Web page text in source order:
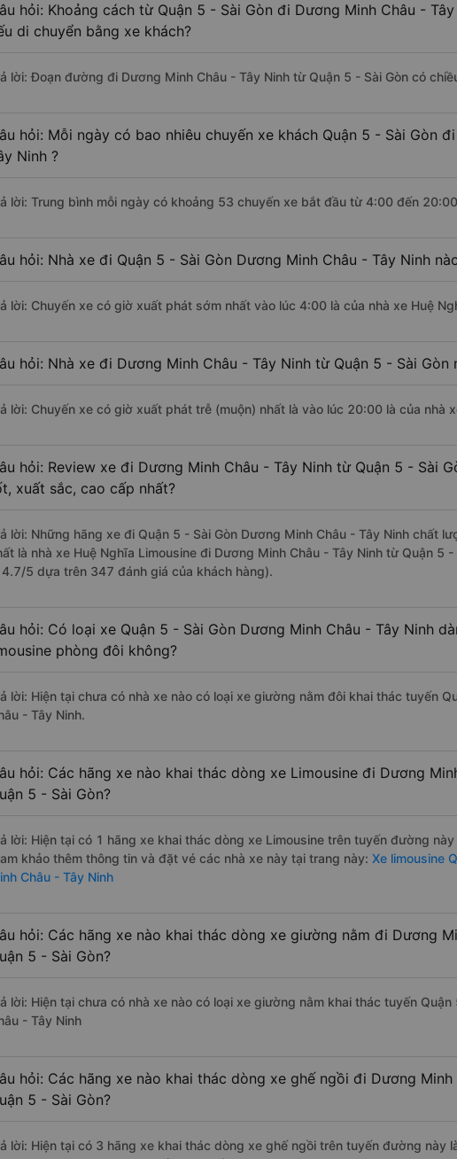
hỏi: Khoảng cách từ Quận 5 - Sài Gòn đi Dương Minh Châu -
di chuyển bằng xe khách?
lời: Đoạn đường đi Dương Minh Châu - Tây Ninh từ Quận 5 - Sài Gòn có
hỏi: Mỗi ngày có bao nhiêu chuyến xe khách Quận 5 - Sài Gòn
Ninh ?
lời: Trung bình mỗi ngày có khoảng 53 chuyến xe bắt đầu từ 4:00 đến
hỏi: Nhà xe đi Quận 5 - Sài Gòn Dương Minh Châu - Tây Ninh
lời: Chuyến xe có giờ xuất phát sớm nhất vào lúc 4:00 là của nhà xe Huệ
hỏi: Nhà xe đi Dương Minh Châu - Tây Ninh từ Quận 5 - Sài Gòn
lời: Chuyến xe có giờ xuất phát trễ (muộn) nhất là vào lúc 20:00 là của nhà
hỏi: Review xe đi Dương Minh Châu - Tây Ninh từ Quận 5 - Sài
xuất sắc, cao cấp nhất?
lời: Những hãng xe đi Quận 5 - Sài Gòn Dương Minh Châu - Tây Ninh chất
là nhà xe Huệ Nghĩa Limousine đi Dương Minh Châu - Tây Ninh từ Quận 5
4.7/5 dựa trên 347 đánh giá của khách hàng).
hỏi: Có loại xe Quận 5 - Sài Gòn Dương Minh Châu - Tây Ninh
phòng đôi không?
lời: Hiện tại chưa có nhà xe nào có loại xe giường nằm đôi khai thác tuyến
- Tây Ninh.
hỏi: Các hãng xe nào khai thác dòng xe Limousine đi Dương
5 - Sài Gòn?
lời: Hiện tại có 1 hãng xe khai thác dòng xe Limousine trên tuyến đường
khảo thêm thông tin và đặt vé các nhà xe này tại trang này: Xe limousine
Châu - Tây Ninh
hỏi: Các hãng xe nào khai thác dòng xe giường nằm đi Dương
5 - Sài Gòn?
lời: Hiện tại chưa có nhà xe nào có loại xe giường nằm khai thác tuyến
- Tây Ninh
hỏi: Các hãng xe nào khai thác dòng xe ghế ngồi đi Dương
5 - Sài Gòn?
lời: Hiện tại có 3 hãng xe khai thác dòng xe ghế ngồi trên tuyến đường này